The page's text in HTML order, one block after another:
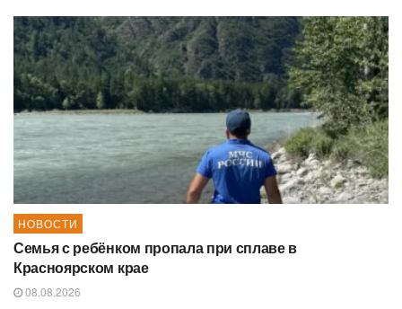
НОВОСТИ
Семья с ребёнком пропала при сплаве в
Красноярском крае
08.08.2026